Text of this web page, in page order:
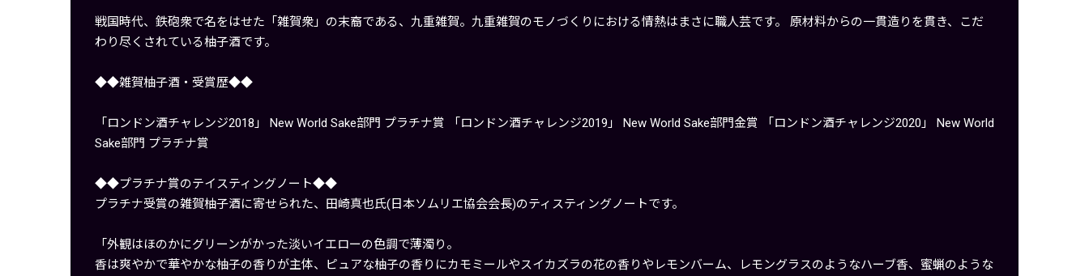
戦国時代、鉄砲衆で名をはせた「雑賀衆」の末裔である、九重雑賀。九重雑賀のモノづくりにおける情熱はまさに職人芸です。 原材料からの一貫造りを貫き、こだ
わり尽くされている柚子酒です。
◆◆雑賀柚子酒・受賞歴◆◆
「ロンドン酒チャレンジ2018」 New World Sake部門 プラチナ賞 「ロンドン酒チャレンジ2019」 New World Sake部門金賞 「ロンドン酒チャレンジ2020」 New World
Sake部門 プラチナ賞
◆◆プラチナ賞のテイスティングノート◆◆
プラチナ受賞の雑賀柚子酒に寄せられた、田崎真也氏(日本ソムリエ協会会長)のティスティングノートです。
「外観はほのかにグリーンがかった淡いイエローの色調で薄濁り。
香は爽やかで華やかな柚子の香りが主体、ピュアな柚子の香りにカモミールやスイカズラの花の香りやレモンバーム、レモングラスのようなハーブ香、蜜蝋のような